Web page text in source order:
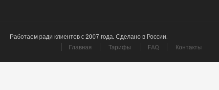
Работаем ради клиентов с 2007 года. Сделано в России.
Главная
Тарифы FAQ Контакты